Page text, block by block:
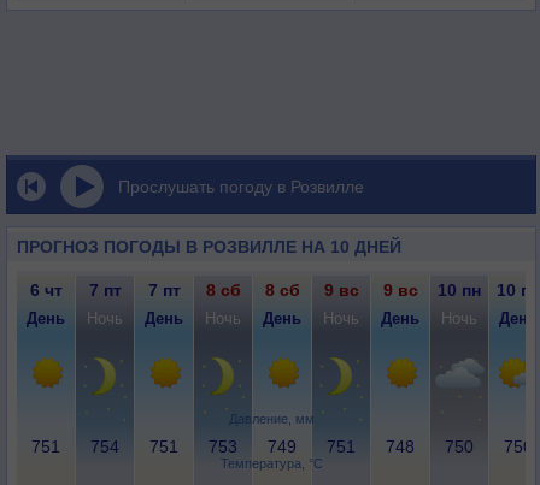
Прослушать погоду в Розвилле
ПРОГНОЗ ПОГОДЫ В РОЗВИЛЛЕ НА 10 ДНЕЙ
Давление, мм
Температура, °C
6 чт 7 пт 7 пт 8 сб 8 сб 9 вс 9 вс 10 пн 10 пн
День Ночь День Ночь День Ночь День Ночь День
751 754 751 753 749 751 748 750 750